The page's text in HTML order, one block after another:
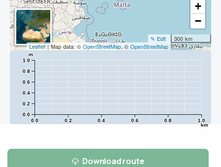
+
−
300 km
✎ Edit
Leaflet| Map data: © OpenStreetMap, © OpenStreetMap
0.0 0.2 0.4 0.6 0.8 1.0
km
0.0
0.2
0.4
0.6
0.8
1.0
m
Download route